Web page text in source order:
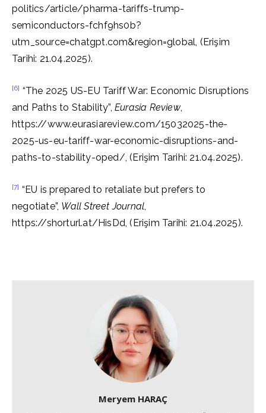
politics/article/pharma-tariffs-trump-
semiconductors-fchf9hs0b?
utm_source=chatgpt.com&region=global, (Erişim
Tarihi: 21.04.2025).
[6] “The 2025 US-EU Tariff War: Economic Disruptions
and Paths to Stability”, Eurasia Review,
https://www.eurasiareview.com/15032025-the-
2025-us-eu-tariff-war-economic-disruptions-and-
paths-to-stability-oped/, (Erişim Tarihi: 21.04.2025).
[7] “EU is prepared to retaliate but prefers to
negotiate”, Wall Street Journal,
https://shorturl.at/HisDd, (Erişim Tarihi: 21.04.2025).
Meryem HARAÇ